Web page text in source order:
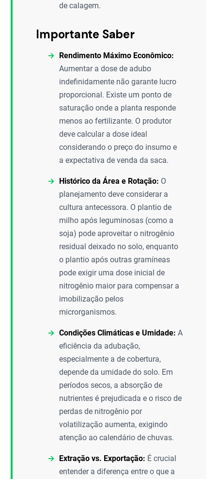
de calagem.
Importante Saber
Rendimento Máximo Econômico:
Aumentar a dose de adubo
indefinidamente não garante lucro
proporcional. Existe um ponto de
saturação onde a planta responde
menos ao fertilizante. O produtor
deve calcular a dose ideal
considerando o preço do insumo e
a expectativa de venda da saca.
Histórico da Área e Rotação: O
planejamento deve considerar a
cultura antecessora. O plantio de
milho após leguminosas (como a
soja) pode aproveitar o nitrogênio
residual deixado no solo, enquanto
o plantio após outras gramíneas
pode exigir uma dose inicial de
nitrogênio maior para compensar a
imobilização pelos
microrganismos.
Condições Climáticas e Umidade: A
eficiência da adubação,
especialmente a de cobertura,
depende da umidade do solo. Em
períodos secos, a absorção de
nutrientes é prejudicada e o risco de
perdas de nitrogênio por
volatilização aumenta, exigindo
atenção ao calendário de chuvas.
Extração vs. Exportação: É crucial
entender a diferença entre o que a